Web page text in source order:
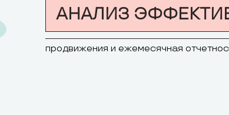
АНАЛИЗ
продвижения и ежемесячная